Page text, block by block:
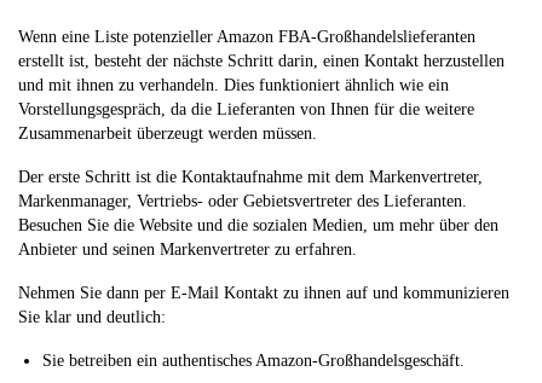
Wenn eine Liste potenzieller Amazon FBA-Großhandelslieferanten
erstellt ist, besteht der nächste Schritt darin, einen Kontakt herzustellen
und mit ihnen zu verhandeln. Dies funktioniert ähnlich wie ein
Vorstellungsgespräch, da die Lieferanten von Ihnen für die weitere
Zusammenarbeit überzeugt werden müssen.
Der erste Schritt ist die Kontaktaufnahme mit dem Markenvertreter,
Markenmanager, Vertriebs- oder Gebietsvertreter des Lieferanten.
Besuchen Sie die Website und die sozialen Medien, um mehr über den
Anbieter und seinen Markenvertreter zu erfahren.
Nehmen Sie dann per E-Mail Kontakt zu ihnen auf und kommunizieren
Sie klar und deutlich:
Sie betreiben ein authentisches Amazon-Großhandelsgeschäft.